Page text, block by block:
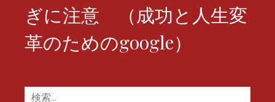
ぎに注意 （成功と人生変
革のためのgoogle）
検